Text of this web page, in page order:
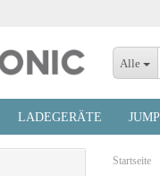
Alle
LADEGERÄTE
Startseite